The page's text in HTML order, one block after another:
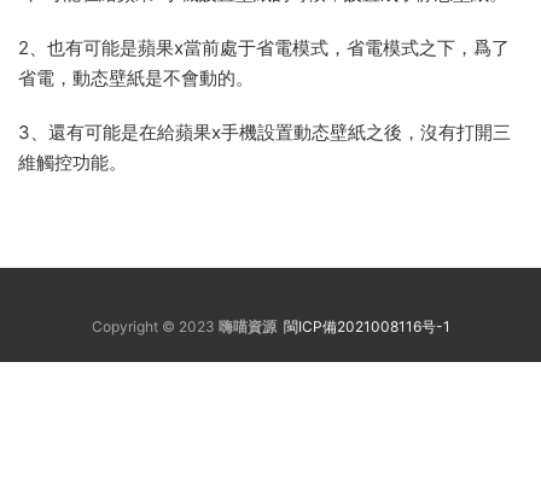
2、也有可能是蘋果x當前處于省電模式，省電模式之下，爲了
省電，動态壁紙是不會動的。
3、還有可能是在給蘋果x手機設置動态壁紙之後，沒有打開三
維觸控功能。
Copyright © 2023 嗨喵資源 閩ICP備2021008116号-1